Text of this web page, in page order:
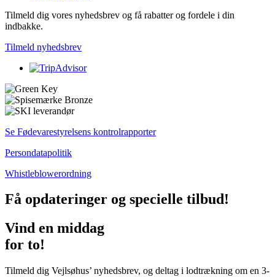
Tilmeld dig vores nyhedsbrev og få rabatter og fordele i din
indbakke.
Tilmeld nyhedsbrev
Se Fødevarestyrelsens kontrolrapporter
Persondatapolitik
Whistleblowerordning
Få opdateringer og specielle tilbud!
Vind en middag
for to!
Tilmeld dig Vejlsøhus’ nyhedsbrev, og deltag i lodtrækning om en 3-